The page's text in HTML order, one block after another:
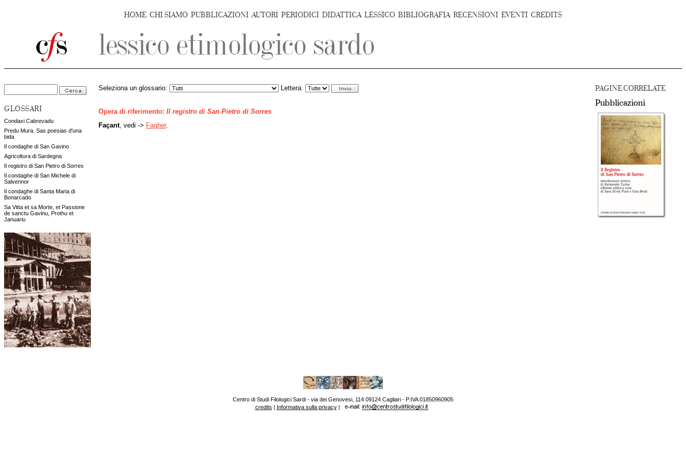
HOME CHI SIAMO PUBBLICAZIONI AUTORI PERIODICI DIDATTICA LESSICO BIBLIOGRAFIA RECENSIONI EVENTI CREDITS
GLOSSARI
Condaxi Cabrevadu
Predu Mura. Sas poesias d'una
bida
Il condaghe di San Gavino
Agricoltura di Sardegna
Il registro di San Pietro di Sorres
Il condaghe di San Michele di
Salvennor
Il condaghe di Santa Maria di
Bonarcado
Sa Vitta et sa Morte, et Passione
de sanctu Gavinu, Prothu et
Januariu
PAGINE CORRELATE
Pubblicazioni
Seleziona un glossario: Lettera:
Opera di riferimento: Il registro di San Pietro di Sorres
Façant, vedi -> Fagher.
Centro di Studi Filologici Sardi - via dei Genovesi, 114 09124 Cagliari - P.IVA 01850960905
credits | Informativa sulla privacy|